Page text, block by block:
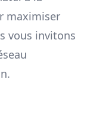
maximiser
vous invitons